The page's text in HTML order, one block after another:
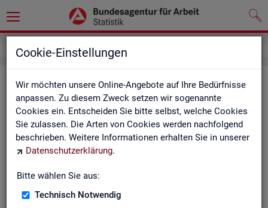
Cookie-Einstellungen
Wir möchten unsere Online-Angebote auf Ihre Bedürfnisse
anpassen. Zu diesem Zweck setzen wir sogenannte
Cookies ein. Entscheiden Sie bitte selbst, welche Cookies
Sie zulassen. Die Arten von Cookies werden nachfolgend
beschrieben. Weitere Informationen erhalten Sie in unserer
Datenschutzerklärung.
Bitte wählen Sie aus:
Technisch Notwendig
In­halts­ver­zeich­nis
Sta­tis­ti­ken
Rund­schau Ar­beits­markt
Mo­nats­be­richt
Eck­wer­te des Ar­beits­mark­tes und der Grund­si­che­
rung